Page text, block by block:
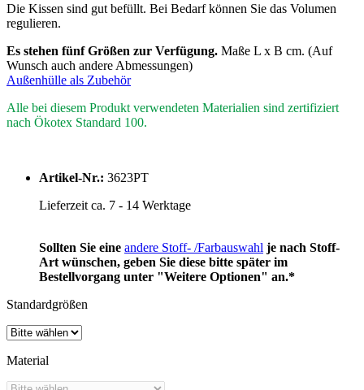
Die Kissen sind gut befüllt. Bei Bedarf können Sie das Volumen
regulieren.
Es stehen fünf Größen zur Verfügung. Maße L x B cm. (Auf
Wunsch auch andere Abmessungen)
Außenhülle als Zubehör
Alle bei diesem Produkt verwendeten Materialien sind zertifiziert
nach Ökotex Standard 100.
Artikel-Nr.: 3623PT
Lieferzeit ca. 7 - 14 Werktage
Sollten Sie eine andere Stoff- /Farbauswahl je nach Stoff-
Art wünschen, geben Sie diese bitte später im
Bestellvorgang unter "Weitere Optionen" an.*
Standardgrößen
Material